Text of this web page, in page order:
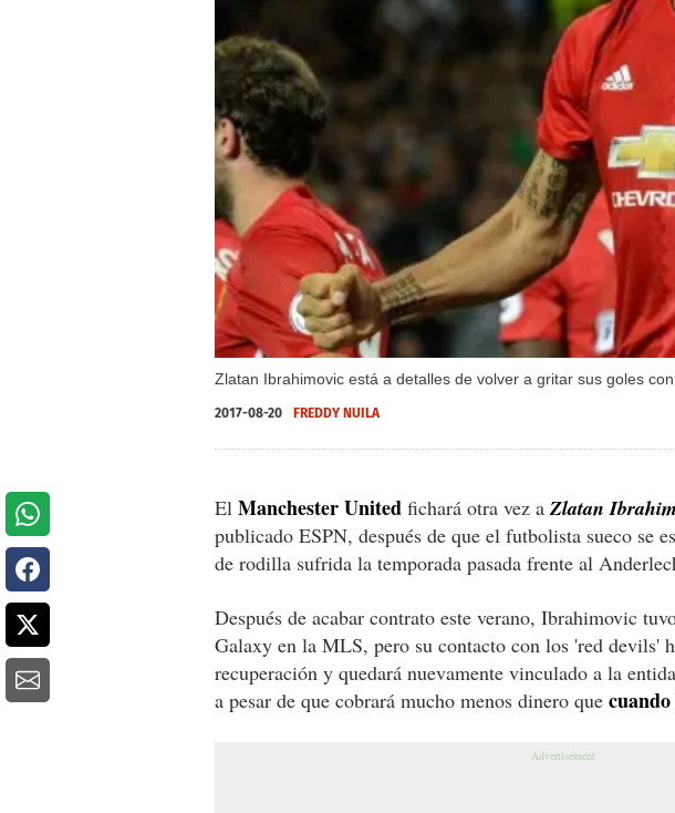
Zlatan Ibrahimovic está a detalles de volver a gritar sus goles
2017-08-20 FREDDY NUILA
El Manchester United fichará otra vez a Zlatan
publicado ESPN, después de que el futbolista sueco se
de rodilla sufrida la temporada pasada frente al
Después de acabar contrato este verano, Ibrahimovic
Galaxy en la MLS, pero su contacto con los 'red devils'
recuperación y quedará nuevamente vinculado a la
a pesar de que cobrará mucho menos dinero que